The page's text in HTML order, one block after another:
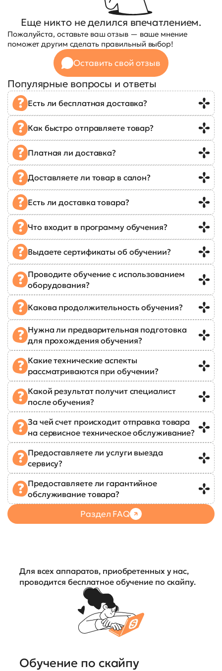
Еще никто не делился впечатлением.
Пожалуйста, оставьте ваш отзыв — ваше мнение
поможет другим сделать правильный выбор!
Оставить свой отзыв
Популярные вопросы и ответы
Есть ли бесплатная доставка?
Как быстро отправляете товар?
Платная ли доставка?
Доставляете ли товар в салон?
Есть ли доставка товара?
Что входит в программу обучения?
Выдаете сертификаты об обучении?
Проводите обучение с использованием
оборудования?
Какова продолжительность обучения?
Нужна ли предварительная подготовка
для прохождения обучения?
Какие технические аспекты
рассматриваются при обучении?
Какой результат получит специалист
после обучения?
За чей счет происходит отправка товара
на сервисное техническое обслуживание?
Предоставляете ли услуги выезда
сервису?
Предоставляете ли гарантийное
обслуживание товара?
Раздел FAQ
Для всех аппаратов, приобретенных у нас,
проводится бесплатное обучение по скайпу.
Обучение по скайпу